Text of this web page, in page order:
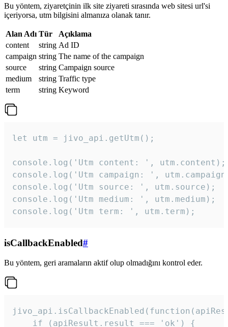
Bu yöntem, ziyaretçinin ilk site ziyareti sırasında web sitesi url'si
içeriyorsa, utm bilgisini almanıza olanak tanır.
Alan Adı Tür
Açıklama
content
string Ad ID
campaign string The name of the campaign
source
string Campaign source
medium
string Traffic type
term
string Keyword
let utm = jivo_api.getUtm();
console.log('Utm content: ', utm.content);
console.log('Utm campaign: ',
console.log('Utm source: ', utm.source);
console.log('Utm medium: ', utm.medium);
console.log('Utm term: ', utm.term);
isCallbackEnabled#
Bu yöntem, geri aramaların aktif olup olmadığını kontrol eder.
    if (apiResult.result === 'ok') {